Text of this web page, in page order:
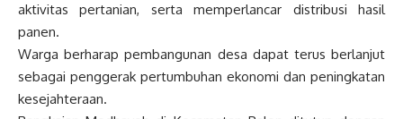
aktivitas pertanian, serta memperlancar distribusi hasil
panen.
Warga berharap pembangunan desa dapat terus berlanjut
sebagai penggerak pertumbuhan ekonomi dan peningkatan
kesejahteraan.